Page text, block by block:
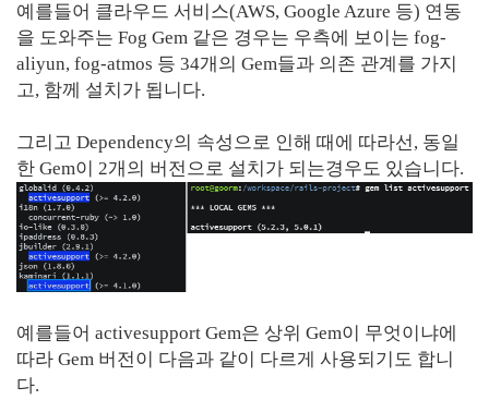
예를들어 클라우드 서비스(AWS, Google Azure 등) 연동
을 도와주는 Fog Gem 같은 경우는 우측에 보이는 fog-
aliyun, fog-atmos 등 34개의 Gem들과 의존 관계를 가지
고, 함께 설치가 됩니다.
그리고 Dependency의 속성으로 인해 때에 따라선, 동일
한 Gem이 2개의 버전으로 설치가 되는경우도 있습니다.
예를들어 activesupport Gem은 상위 Gem이 무엇이냐에
따라 Gem 버전이 다음과 같이 다르게 사용되기도 합니
다.